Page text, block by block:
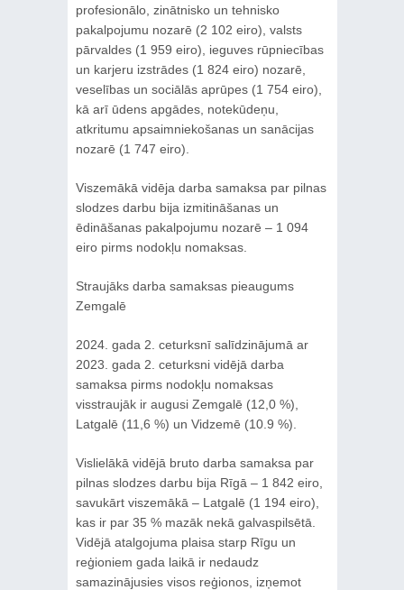
profesionālo, zinātnisko un tehnisko
pakalpojumu nozarē (2 102 eiro), valsts
pārvaldes (1 959 eiro), ieguves rūpniecības
un karjeru izstrādes (1 824 eiro) nozarē,
veselības un sociālās aprūpes (1 754 eiro),
kā arī ūdens apgādes, notekūdeņu,
atkritumu apsaimniekošanas un sanācijas
nozarē (1 747 eiro).
Viszemākā vidēja darba samaksa par pilnas
slodzes darbu bija izmitināšanas un
ēdināšanas pakalpojumu nozarē – 1 094
eiro pirms nodokļu nomaksas.
Straujāks darba samaksas pieaugums
Zemgalē
2024. gada 2. ceturksnī salīdzinājumā ar
2023. gada 2. ceturksni vidējā darba
samaksa pirms nodokļu nomaksas
visstraujāk ir augusi Zemgalē (12,0 %),
Latgalē (11,6 %) un Vidzemē (10.9 %).
Vislielākā vidējā bruto darba samaksa par
pilnas slodzes darbu bija Rīgā – 1 842 eiro,
savukārt viszemākā – Latgalē (1 194 eiro),
kas ir par 35 % mazāk nekā galvaspilsētā.
Vidējā atalgojuma plaisa starp Rīgu un
reģioniem gada laikā ir nedaudz
samazinājusies visos reģionos, izņemot